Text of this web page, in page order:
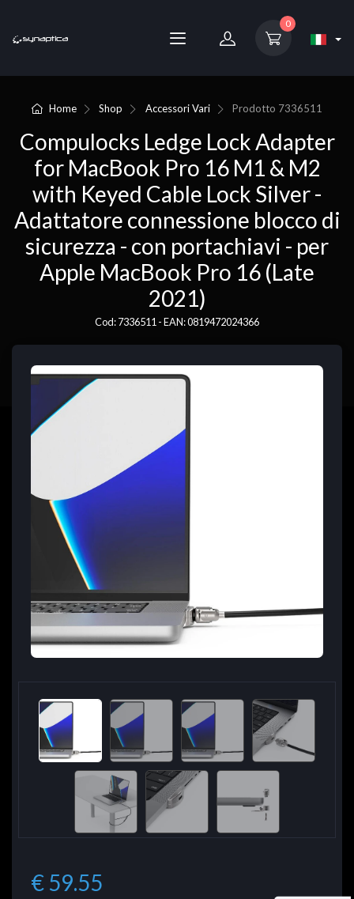
0
Home Shop Accessori Vari Prodotto 7336511
Compulocks Ledge Lock Adapter
for MacBook Pro 16 M1 & M2
with Keyed Cable Lock Silver -
Adattatore connessione blocco di
sicurezza - con portachiavi - per
Apple MacBook Pro 16 (Late
2021)
Cod: 7336511 - EAN: 0819472024366
€ 59.55